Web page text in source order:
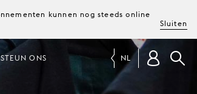
kunnen nog steeds online
Sluiten
STEUN ONS NL